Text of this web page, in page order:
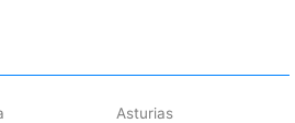
Asturias